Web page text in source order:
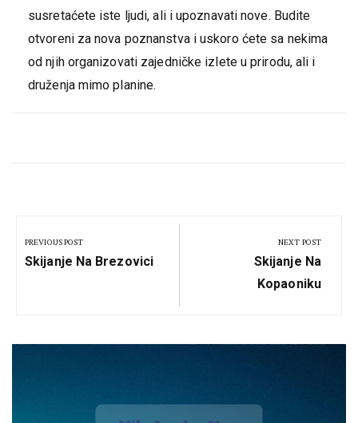
susretaćete iste ljudi, ali i upoznavati nove. Budite
otvoreni za nova poznanstva i uskoro ćete sa nekima
od njih organizovati zajedničke izlete u prirodu, ali i
druženja mimo planine.
чланка
PREVIOUS POST
Previous
Skijanje Na Brezovici
NEXT POST
Next
Post:
Skijanje Na
Kopaoniku